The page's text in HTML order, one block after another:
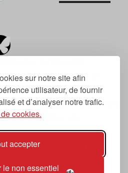
sur notre site afin
utilisateur, de fournir
et d’analyser notre trafic.
cookies.
accepter
le non essentiel
sur la
tendances, dont la
de 2007.
« prochain », « suivant
la thématique du
nouvelles tendances
de la musique
du hip hop, et des